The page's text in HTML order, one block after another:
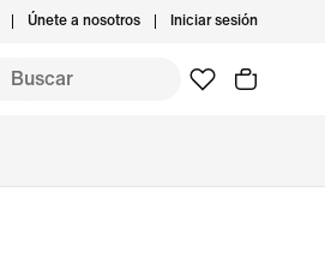
Únete a nosotros Iniciar sesión